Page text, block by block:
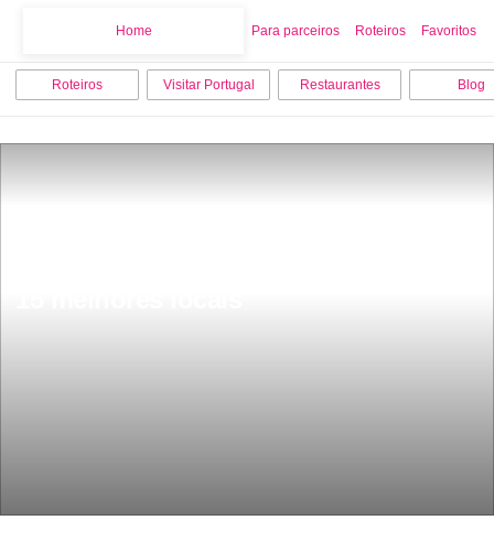
Home Para parceiros Roteiros Favoritos
Roteiros Visitar Portugal Restaurantes Blog